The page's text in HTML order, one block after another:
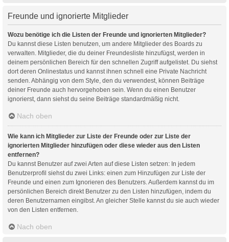
Freunde und ignorierte Mitglieder
Wozu benötige ich die Listen der Freunde und ignorierten Mitglieder?
Du kannst diese Listen benutzen, um andere Mitglieder des Boards zu
verwalten. Mitglieder, die du deiner Freundesliste hinzufügst, werden in
deinem persönlichen Bereich für den schnellen Zugriff aufgelistet. Du siehst
dort deren Onlinestatus und kannst ihnen schnell eine Private Nachricht
senden. Abhängig von dem Style, den du verwendest, können Beiträge
deiner Freunde auch hervorgehoben sein. Wenn du einen Benutzer
ignorierst, dann siehst du seine Beiträge standardmäßig nicht.
Nach oben
Wie kann ich Mitglieder zur Liste der Freunde oder zur Liste der
ignorierten Mitglieder hinzufügen oder diese wieder aus den Listen
entfernen?
Du kannst Benutzer auf zwei Arten auf diese Listen setzen: In jedem
Benutzerprofil siehst du zwei Links: einen zum Hinzufügen zur Liste der
Freunde und einen zum Ignorieren des Benutzers. Außerdem kannst du im
persönlichen Bereich direkt Benutzer zu den Listen hinzufügen, indem du
deren Benutzernamen eingibst. An gleicher Stelle kannst du sie auch wieder
von den Listen entfernen.
Nach oben